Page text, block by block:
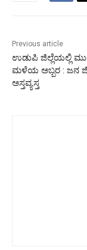
Previous article
ಉಡುಪಿ ಜಿಲ್ಲೆಯಲ್ಲಿ
ಮಳೆಯ ಅಬ್ಬರ : ಜನ
ಅಸ್ತವ್ಯಸ್ತ